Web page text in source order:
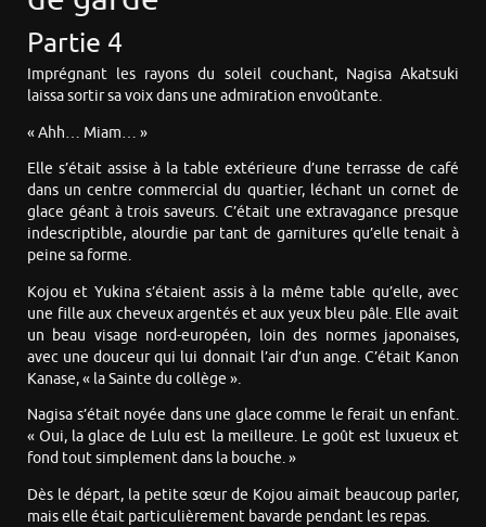
Partie 4
Imprégnant les rayons du soleil couchant, Nagisa Akatsuki
laissa sortir sa voix dans une admiration envoûtante.
« Ahh… Miam… »
Elle s’était assise à la table extérieure d’une terrasse de café
dans un centre commercial du quartier, léchant un cornet de
glace géant à trois saveurs. C’était une extravagance presque
indescriptible, alourdie par tant de garnitures qu’elle tenait à
peine sa forme.
Kojou et Yukina s’étaient assis à la même table qu’elle, avec
une fille aux cheveux argentés et aux yeux bleu pâle. Elle avait
un beau visage nord-européen, loin des normes japonaises,
avec une douceur qui lui donnait l’air d’un ange. C’était Kanon
Kanase, « la Sainte du collège ».
Nagisa s’était noyée dans une glace comme le ferait un enfant.
« Oui, la glace de Lulu est la meilleure. Le goût est luxueux et
fond tout simplement dans la bouche. »
Dès le départ, la petite sœur de Kojou aimait beaucoup parler,
mais elle était particulièrement bavarde pendant les repas.